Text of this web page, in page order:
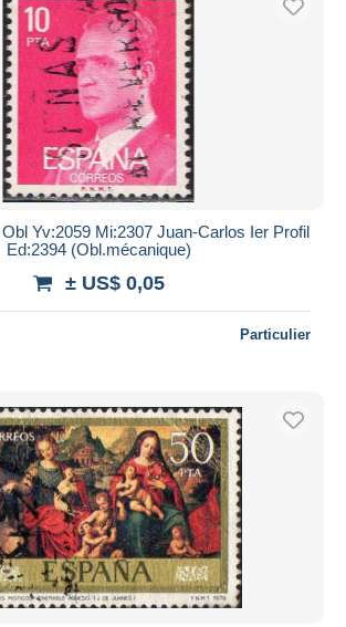
Yv:2059 Mi:2307 Juan-Carlos Ier Profil
Ed:2394 (Obl.mécanique)
± US$ 0,05
Particulier